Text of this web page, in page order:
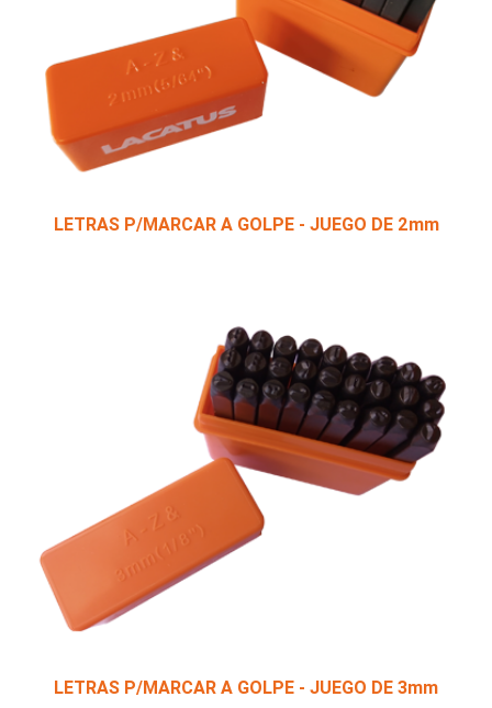
LETRAS P/MARCAR A GOLPE - JUEGO DE 2mm
LETRAS P/MARCAR A GOLPE - JUEGO DE 3mm